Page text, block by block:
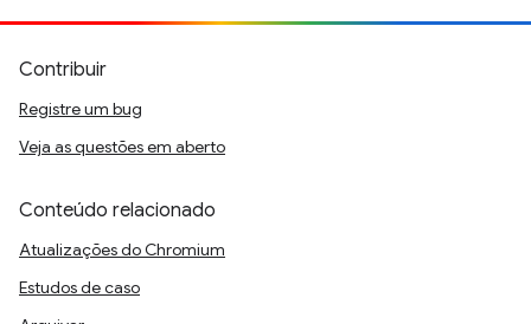
Contribuir
Registre um bug
Veja as questões em aberto
Conteúdo relacionado
Atualizações do Chromium
Estudos de caso